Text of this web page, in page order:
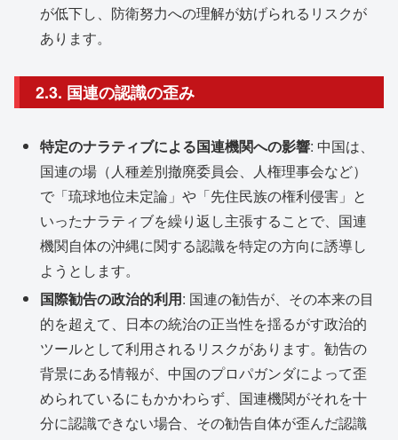
が低下し、防衛努力への理解が妨げられるリスクが
あります。
2.3. 国連の認識の歪み
特定のナラティブによる国連機関への影響: 中国は、
国連の場（人種差別撤廃委員会、人権理事会など）
で「琉球地位未定論」や「先住民族の権利侵害」と
いったナラティブを繰り返し主張することで、国連
機関自体の沖縄に関する認識を特定の方向に誘導し
ようとします。
国際勧告の政治的利用: 国連の勧告が、その本来の目
的を超えて、日本の統治の正当性を揺るがす政治的
ツールとして利用されるリスクがあります。勧告の
背景にある情報が、中国のプロパガンダによって歪
められているにもかかわらず、国連機関がそれを十
分に認識できない場合、その勧告自体が歪んだ認識